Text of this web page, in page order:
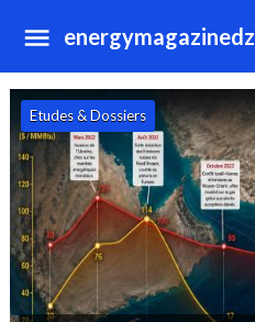
energymagazinedz
Etudes & Dossiers